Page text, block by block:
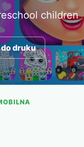
children
druku